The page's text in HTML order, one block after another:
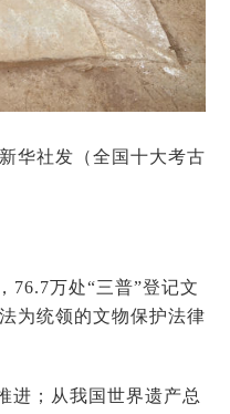
华社发（全国十大考古
76.7万处“三普”登记文
为统领的文物保护法律
进；从我国世界遗产总